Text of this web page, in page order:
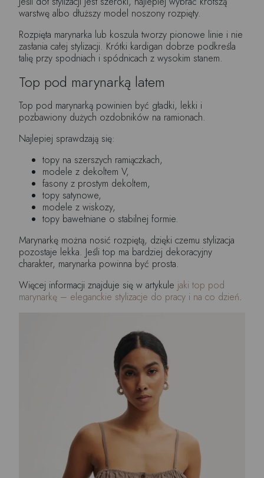
warstwę albo dłuższy model noszony rozpięty.
Rozpięta marynarka lub koszula tworzy pionowe linie i nie
zasłania całej stylizacji. Krótki kardigan dobrze podkreśla
talię przy spodniach i spódnicach z wysokim stanem.
Top pod marynarką latem
Top pod marynarką powinien być gładki, lekki i
pozbawiony dużych ozdobników na ramionach.
Najlepiej sprawdzają się:
topy na szerszych ramiączkach,
modele z dekoltem V,
fasony z prostym dekoltem,
topy satynowe,
modele z wiskozy,
topy bawełniane o stabilnej formie.
Marynarkę można nosić rozpiętą, dzięki czemu stylizacja
pozostaje lekka. Jeśli top ma bardziej dekoracyjny
charakter, marynarka powinna być prosta.
Więcej informacji znajduje się w artykule jaki top pod
marynarkę – eleganckie stylizacje do pracy i na co dzień.